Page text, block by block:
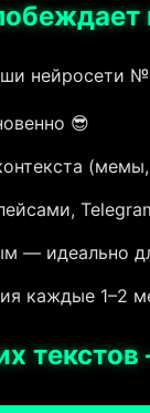
нейросети
😎
— идеально
каждые 1–2